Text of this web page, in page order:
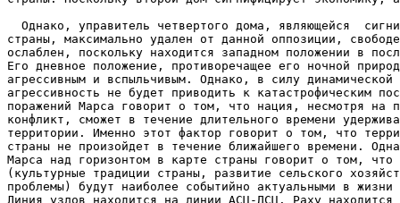
Однако, управитель четвертого дома, являющейся
страны, максимально удален от данной оппозиции,
ослаблен, поскольку находится западном положении в
Его дневное положение, противоречащее его ночной
агрессивным и вспыльчивым. Однако, в силу динамической
агрессивность не будет приводить к катастрофическим
поражений Марса говорит о том, что нация, несмотря на
конфликт, сможет в течение длительного времени
территории. Именно этот фактор говорит о том, что
страны не произойдет в течение ближайшего времени.
Марса над горизонтом в карте страны говорит о том, что
(культурные традиции страны, развитие сельского
проблемы) будут наиболее событийно актуальными в жизни
Линия узлов находится на линии АСЦ-ДСЦ. Раху